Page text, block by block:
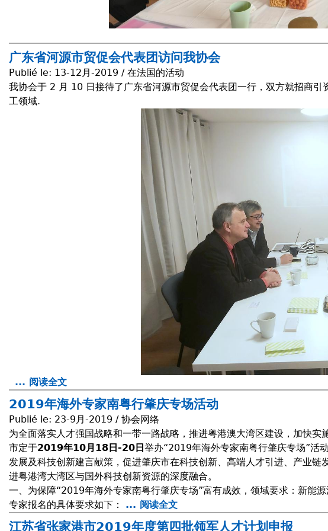
广东省河源市贸促会代表团访问我协会
Publié le: 13-12月-2019 / 在法国的活动
我协会于 2 月 10 日接待了广东省河源市贸促会代表团一行，双方就招商
工领域.
... 阅读全文
b
o
u
t
R
é
c
e
p
t
2019年海外专家南粤行肇庆专场活动
Publié le: 23-9月-2019 / 协会网络
为全面落实人才强国战略和一带一路战略，推进粤港澳大湾区建设，加快
市定于2019年10月18日-20日 举办“2019年海外专家南粤行肇庆专场”活
发展及科技创新建言献策，促进肇庆市在科技创新、高端人才引进、产业
进粤港湾大湾区与国外科技创新资源的深度融合。
一、为保障“2019年海外专家南粤行肇庆专场”富有成效，领域要求：新能
专家报名的具体要求如下： ... 阅读全文
b
江苏省张家港市2019年度第四批领军人才计划申报